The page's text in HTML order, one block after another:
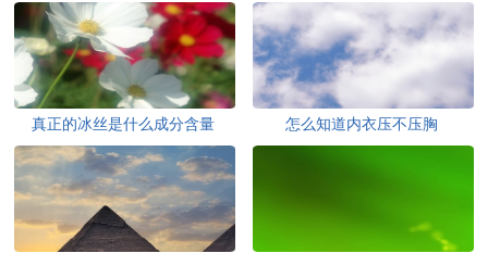
真正的冰丝是什么成分含量 怎么知道内衣压不压胸